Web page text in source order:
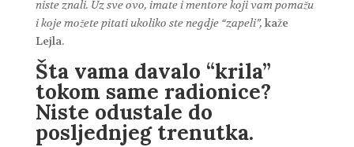
niste znali. Uz sve ovo, imate i mentore koji vam pomažu
i koje možete pitati ukoliko ste negdje “zapeli”, kaže
Lejla.
Šta vama davalo “krila”
tokom same radionice?
Niste odustale do
posljednjeg trenutka.